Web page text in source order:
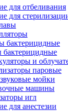
для отбеливания
для
бактерицидные
и
паровые
мойки
машины
игл
для анестезии